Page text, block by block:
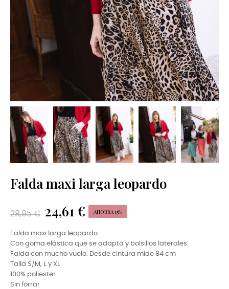
Falda maxi larga leopardo
28,95 € 24,61 € AHORRA 15%
Falda maxi larga leopardo
Con goma elástica que se adapta y bolsillos laterales
Falda con mucho vuelo. Desde cintura mide 84 cm
Talla S/M, L y XL
100% poliester
Sin forrar